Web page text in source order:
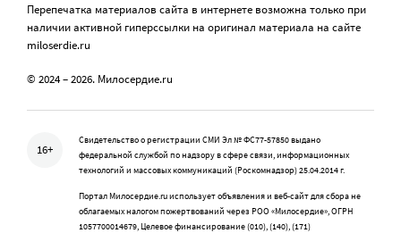
Перепечатка материалов сайта в интернете возможна только при
наличии активной гиперссылки на оригинал материала на сайте
miloserdie.ru
© 2024 – 2026. Милосердие.ru
16+
Свидетельство о регистрации СМИ Эл № ФС77-57850 выдано
федеральной службой по надзору в сфере связи, информационных
технологий и массовых коммуникаций (Роскомнадзор) 25.04.2014 г.
Портал Милосердие.ru использует объявления и веб-сайт для сбора не
облагаемых налогом пожертвований через РОО «Милосердие», ОГРН
1057700014679, Целевое финансирование (010), (140), (171)